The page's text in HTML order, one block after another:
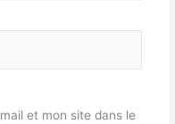
et mon site dans le